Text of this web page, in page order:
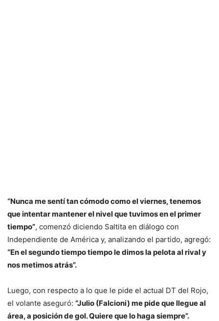
“Nunca me sentí tan cómodo como el viernes, tenemos
que intentar mantener el nivel que tuvimos en el primer
tiempo”, comenzó diciendo Saltita en diálogo con
Independiente de América y, analizando el partido, agregó:
“En el segundo tiempo tiempo le dimos la pelota al rival y
nos metimos atrás”.
Luego, con respecto a lo que le pide el actual DT del Rojo,
el volante aseguró: “Julio (Falcioni) me pide que llegue al
área, a posición de gol. Quiere que lo haga siempre”.